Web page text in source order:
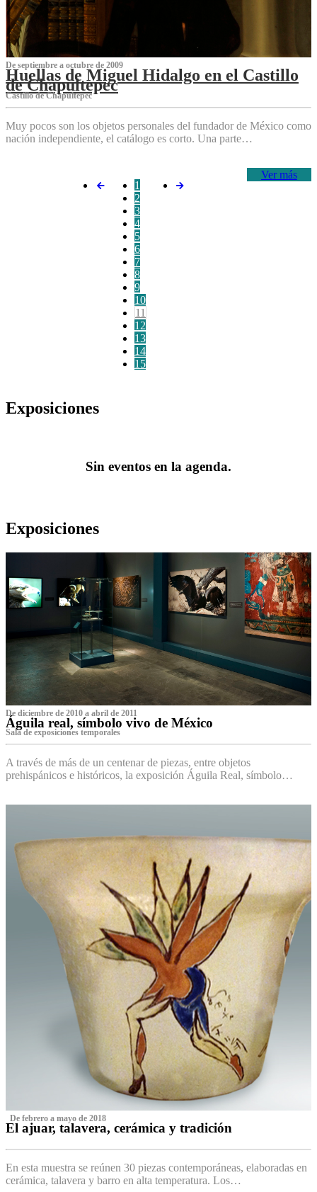
De septiembre a octubre de 2009
Huellas de Miguel Hidalgo en el Castillo
de Chapultepec
Castillo de Chapultepec
Muy pocos son los objetos personales del fundador de México como
nación independiente, el catálogo es corto. Una parte…
Ver más
1
2
3
4
5
6
7
8
9
10
11
12
13
14
15
Exposiciones
Sin eventos en la agenda.
Exposiciones
De diciembre de 2010 a abril de 2011
Águila real, símbolo vivo de México
Sala de exposiciones temporales
A través de más de un centenar de piezas, entre objetos
prehispánicos e históricos, la exposición Águila Real, símbolo…
‌ De febrero a mayo de 2018
El ajuar, talavera, cerámica y tradición
En esta muestra se reúnen 30 piezas contemporáneas, elaboradas en
cerámica, talavera y barro en alta temperatura. Los…